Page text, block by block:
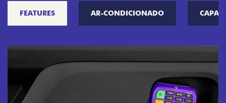
FEATURES AR-CONDICIONADO